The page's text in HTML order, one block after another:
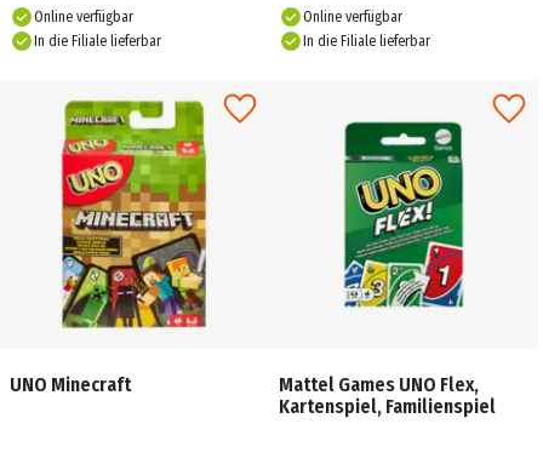
Online verfügbar
In die Filiale lieferbar
Online verfügbar
In die Filiale lieferbar
UNO Minecraft
Mattel Games UNO Flex,
Kartenspiel, Familienspiel